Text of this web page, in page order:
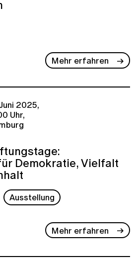
Mehr erfahren
2025,
Uhr,
Demokratie, Vielfalt
Ausstellung
Mehr erfahren